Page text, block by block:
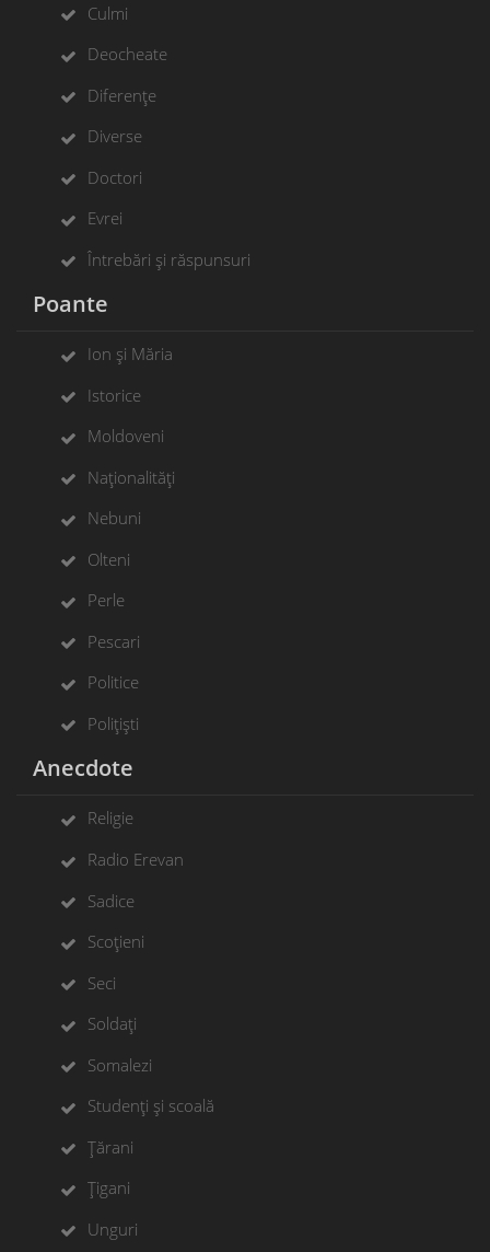
Culmi
Deocheate
Diferențe
Diverse
Doctori
Evrei
Întrebări și răspunsuri
Poante
Ion și Măria
Istorice
Moldoveni
Naționalități
Nebuni
Olteni
Perle
Pescari
Politice
Polițiști
Anecdote
Religie
Radio Erevan
Sadice
Scoțieni
Seci
Soldați
Somalezi
Studenți și scoală
Țărani
Țigani
Unguri